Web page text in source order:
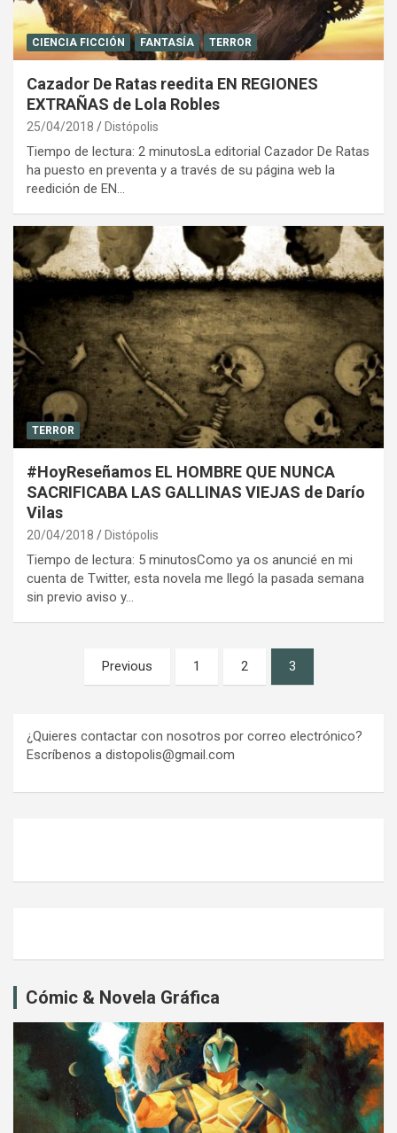
CIENCIA FICCIÓN FANTASÍA TERROR
Cazador De Ratas reedita EN REGIONES
EXTRAÑAS de Lola Robles
25/04/2018 Distópolis
Tiempo de lectura: 2 minutosLa editorial Cazador De Ratas
ha puesto en preventa y a través de su página web la
reedición de EN…
TERROR
#HoyReseñamos EL HOMBRE QUE NUNCA
SACRIFICABA LAS GALLINAS VIEJAS de Darío
Vilas
20/04/2018 Distópolis
Tiempo de lectura: 5 minutosComo ya os anuncié en mi
cuenta de Twitter, esta novela me llegó la pasada semana
sin previo aviso y…
PaginaciónPrevious 1 2 3
¿Quieres contactar con nosotros por correo electrónico?
Escríbenos a distopolis@gmail.com
Cómic & Novela Gráfica